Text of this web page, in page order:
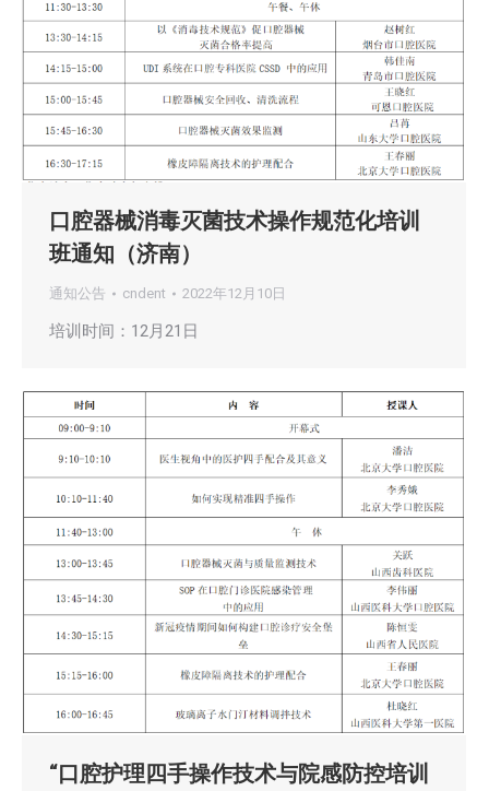
口腔器械消毒灭菌技术操作规范化培训
班通知（济南）
通知公告 cndent 2022年12月10日
培训时间：12月21日
“口腔护理四手操作技术与院感防控培训